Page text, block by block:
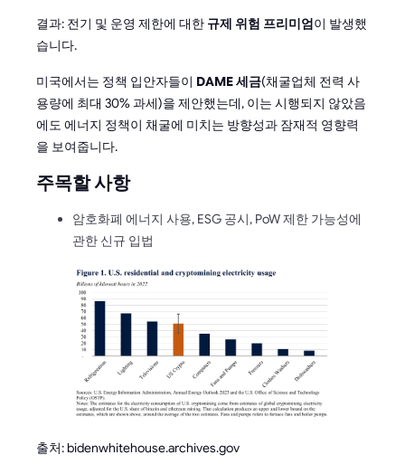
결과: 전기 및 운영 제한에 대한 규제 위험 프리미엄이 발생했
습니다.
미국에서는 정책 입안자들이 DAME 세금(채굴업체 전력 사
용량에 최대 30% 과세)을 제안했는데, 이는 시행되지 않았음
에도 에너지 정책이 채굴에 미치는 방향성과 잠재적 영향력
을 보여줍니다.
주목할 사항
암호화폐 에너지 사용, ESG 공시, PoW 제한 가능성에
관한 신규 입법
출처: bidenwhitehouse.archives.gov